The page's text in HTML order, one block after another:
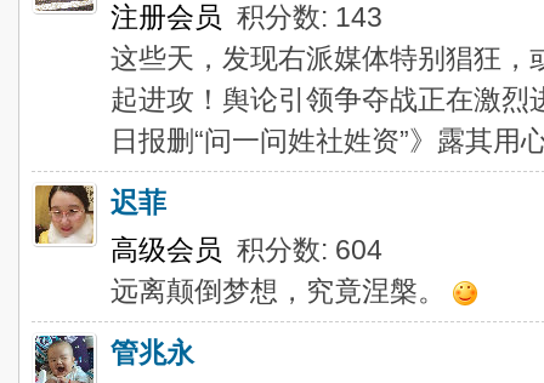
注册会员 积分数: 143
这些天，发现右派媒体特别猖狂
起进攻！舆论引领争夺战正在激
日报删“问一问姓社姓资”》露其用
迟菲
高级会员 积分数: 604
远离颠倒梦想，究竟涅槃。
管兆永